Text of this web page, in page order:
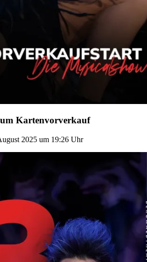
Kartenvorverkauf
2025 um 19:26 Uhr